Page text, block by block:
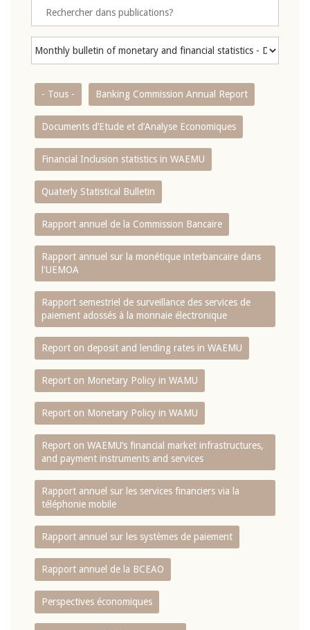
- Tous - Banking Commission Annual Report
Documents d’Etude et d’Analyse Economiques
Financial Inclusion statistics in WAEMU
Quaterly Statistical Bulletin
Rapport annuel de la Commission Bancaire
Rapport annuel sur la monétique interbancaire dans
l'UEMOA
Rapport semestriel de surveillance des services de
paiement adossés à la monnaie électronique
Report on deposit and lending rates in WAEMU
Report on Monetary Policy in WAMU
Report on Monetary Policy in WAMU
Report on WAEMU’s financial market infrastructures,
and payment instruments and services
Rapport annuel sur les services financiers via la
téléphonie mobile
Rapport annuel sur les systèmes de paiement
Rapport annuel de la BCEAO
Perspectives économiques